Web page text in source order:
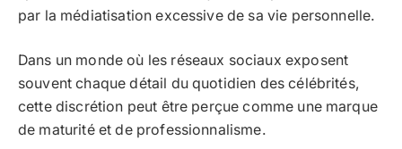
par la médiatisation excessive de sa vie personnelle.
Dans un monde où les réseaux sociaux exposent
souvent chaque détail du quotidien des célébrités,
cette discrétion peut être perçue comme une marque
de maturité et de professionnalisme.